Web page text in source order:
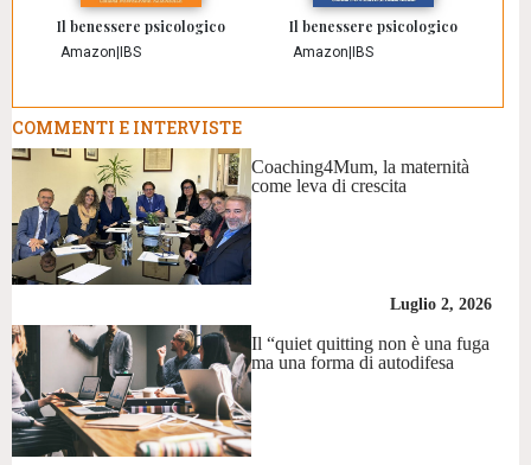
Il benessere psicologico
Amazon|IBS
Il benessere psicologico
Amazon|IBS
COMMENTI E INTERVISTE
Coaching4Mum, la maternità
come leva di crescita
Luglio 2, 2026
Il “quiet quitting non è una fuga
ma una forma di autodifesa